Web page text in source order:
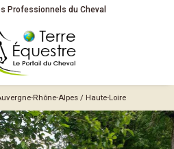
Professionnels du Cheval
Rhône-Alpes / Haute-Loire